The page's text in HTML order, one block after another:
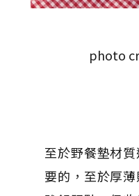
photo
至於野餐墊材
要的，至於厚